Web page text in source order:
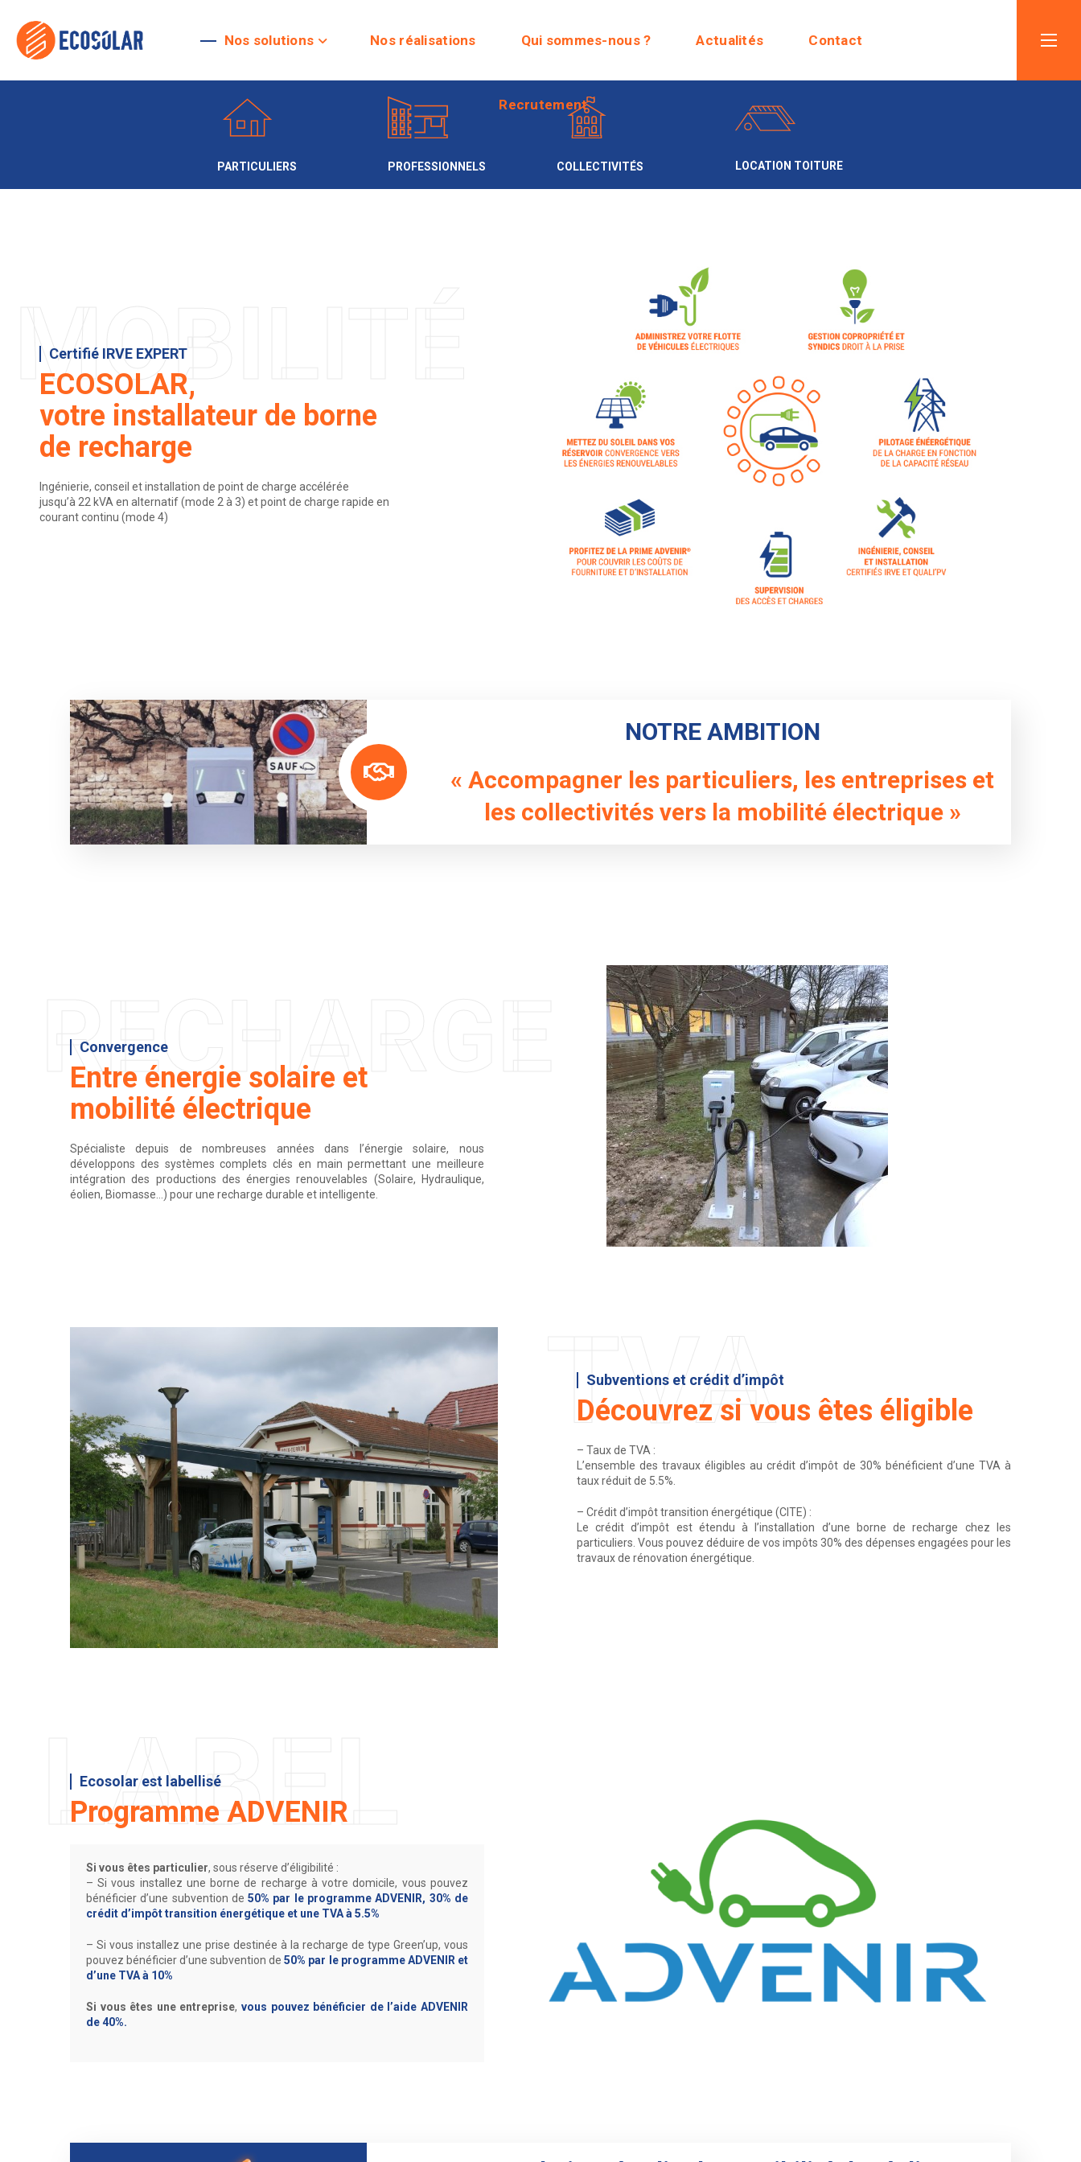
Nos solutions Nos réalisations Qui sommes-nous ? Actualités Contact
Recrutement
PARTICULIERS PROFESSIONNELS COLLECTIVITÉS LOCATION TOITURE
Certifié IRVE EXPERT
ECOSOLAR,
votre installateur de borne
de recharge
MOBILITÉ
Ingénierie, conseil et installation de point de charge accélérée
jusqu’à 22 kVA en alternatif (mode 2 à 3) et point de charge rapide en
courant continu (mode 4)
NOTRE AMBITION
« Accompagner les particuliers, les entreprises et
les collectivités vers la mobilité électrique »
Convergence
Entre énergie solaire et
mobilité électrique
RECHARGE
Spécialiste depuis de nombreuses années dans l’énergie solaire, nous
développons des systèmes complets clés en main permettant une meilleure
intégration des productions des énergies renouvelables (Solaire, Hydraulique,
éolien, Biomasse…) pour une recharge durable et intelligente.
Subventions et crédit d’impôt
Découvrez si vous êtes éligible
TVA
– Taux de TVA :
L’ensemble des travaux éligibles au crédit d’impôt de 30% bénéficient d’une TVA à
taux réduit de 5.5%.
– Crédit d’impôt transition énergétique (CITE) :
Le crédit d’impôt est étendu à l’installation d’une borne de recharge chez les
particuliers. Vous pouvez déduire de vos impôts 30% des dépenses engagées pour les
travaux de rénovation énergétique.
Ecosolar est labellisé
Programme ADVENIR
LABEL
Si vous êtes particulier, sous réserve d’éligibilité :
– Si vous installez une borne de recharge à votre domicile, vous pouvez
bénéficier d’une subvention de 50% par le programme ADVENIR, 30% de
crédit d’impôt transition énergétique et une TVA à 5.5%
– Si vous installez une prise destinée à la recharge de type Green’up, vous
pouvez bénéficier d’une subvention de50% par le programme ADVENIR et
d’une TVA à 10%
Si vous êtes une entreprise, vous pouvez bénéficier de l’aide ADVENIR
de 40%.